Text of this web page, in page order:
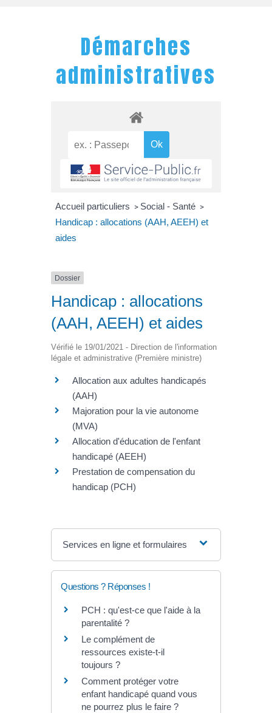
Démarches
administratives
Accueil particuliers > Social - Santé >
Handicap : allocations (AAH, AEEH) et
aides
Dossier
Handicap : allocations
(AAH, AEEH) et aides
Vérifié le 19/01/2021 - Direction de l'information
légale et administrative (Première ministre)
Allocation aux adultes handicapés
(AAH)
Majoration pour la vie autonome
(MVA)
Allocation d'éducation de l'enfant
handicapé (AEEH)
Prestation de compensation du
handicap (PCH)
Services en ligne et formulaires
Questions ? Réponses !
PCH : qu'est-ce que l'aide à la
parentalité ?
Le complément de
ressources existe-t-il
toujours ?
Comment protéger votre
enfant handicapé quand vous
ne pourrez plus le faire ?